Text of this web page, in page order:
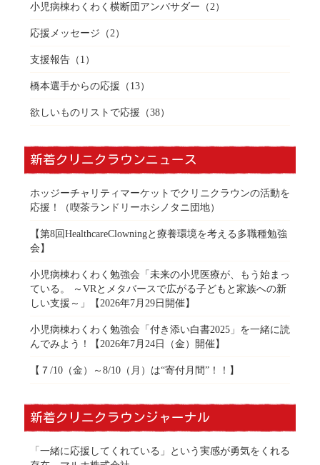
小児病棟わくわく横断団アンバサダー （2）
応援メッセージ （2）
支援報告（1）
橋本選手からの応援 （13）
欲しいものリストで応援 （38）
新着クリニクラウンニュース
ホッジーチャリティマーケットでクリニクラウンの活動を
応援！（喫茶ランドリーホシノタニ団地）
【第8回HealthcareClowningと療養環境を考える多職種勉強
会】
小児病棟わくわく勉強会「未来の小児医療が、もう始まっ
ている。 ～VRとメタバースで広がる子どもと家族への新
しい支援～」【2026年7月29日開催】
小児病棟わくわく勉強会「付き添い白書2025」を一緒に読
んでみよう！【2026年7月24日（金）開催】
【７/10（金）～8/10（月）は“寄付月間”！！】
新着クリニクラウンジャーナル
「一緒に応援してくれている」という実感が勇気をくれる